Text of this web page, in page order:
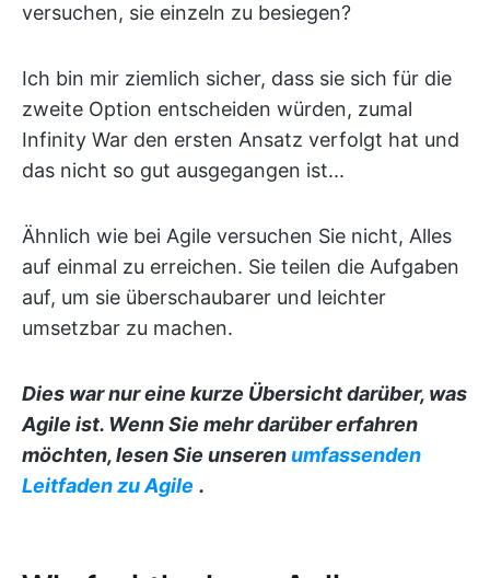
versuchen, sie einzeln zu besiegen?
Ich bin mir ziemlich sicher, dass sie sich für die
zweite Option entscheiden würden, zumal
Infinity War den ersten Ansatz verfolgt hat und
das nicht so gut ausgegangen ist...
Ähnlich wie bei Agile versuchen Sie nicht, Alles
auf einmal zu erreichen. Sie teilen die Aufgaben
auf, um sie überschaubarer und leichter
umsetzbar zu machen.
Dies war nur eine kurze Übersicht darüber, was
Agile ist. Wenn Sie mehr darüber erfahren
möchten, lesen Sie unserenumfassenden
Leitfaden zu Agile .